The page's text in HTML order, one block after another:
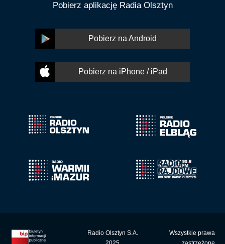
Pobierz aplikację Radia Olsztyn
Pobierz na Android
Pobierz na iPhone / iPad
Radio Olsztyn S.A.
Wszystkie prawa